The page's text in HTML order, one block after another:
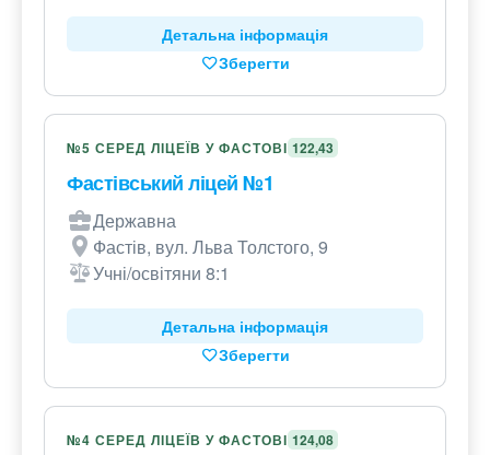
Детальна інформація
Зберегти
№5 СЕРЕД ЛІЦЕЇВ У ФАСТОВІ 122,43
Фастівський ліцей №1
Державна
Фастів, вул. Льва Толстого, 9
Учні/освітяни 8:1
Детальна інформація
Зберегти
№4 СЕРЕД ЛІЦЕЇВ У ФАСТОВІ 124,08